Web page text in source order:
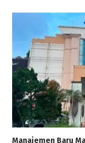
Manajemen Baru